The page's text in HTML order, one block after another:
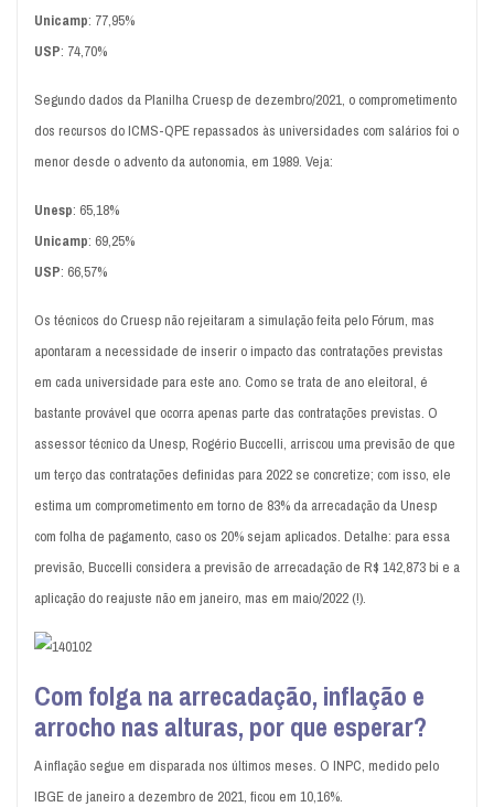
Unicamp: 77,95%
USP: 74,70%
Segundo dados da Planilha Cruesp de dezembro/2021, o comprometimento
dos recursos do ICMS-QPE repassados às universidades com salários foi o
menor desde o advento da autonomia, em 1989. Veja:
Unesp: 65,18%
Unicamp: 69,25%
USP: 66,57%
Os técnicos do Cruesp não rejeitaram a simulação feita pelo Fórum, mas
apontaram a necessidade de inserir o impacto das contratações previstas
em cada universidade para este ano. Como se trata de ano eleitoral, é
bastante provável que ocorra apenas parte das contratações previstas. O
assessor técnico da Unesp, Rogério Buccelli, arriscou uma previsão de que
um terço das contratações definidas para 2022 se concretize; com isso, ele
estima um comprometimento em torno de 83% da arrecadação da Unesp
com folha de pagamento, caso os 20% sejam aplicados. Detalhe: para essa
previsão, Buccelli considera a previsão de arrecadação de R$ 142,873 bi e a
aplicação do reajuste não em janeiro, mas em maio/2022 (!).
Com folga na arrecadação, inflação e
arrocho nas alturas, por que esperar?
A inflação segue em disparada nos últimos meses. O INPC, medido pelo
IBGE de janeiro a dezembro de 2021, ficou em 10,16%.